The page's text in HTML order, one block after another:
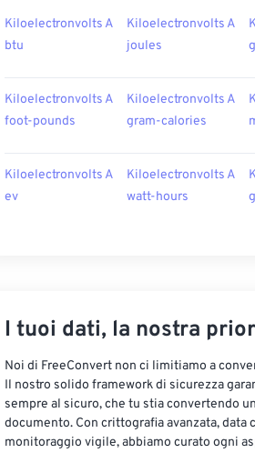
Kiloelectronvolts A
btu
Kiloelectronvolts A
joules
Kiloelectronvolts A
foot-pounds
Kiloelectronvolts A
gram-calories
Kiloelectronvolts A
ev
Kiloelectronvolts A
watt-hours
I tuoi dati, la nostra
Noi di FreeConvert non ci limitiamo a
Il nostro solido framework di sicurezza
sempre al sicuro, che tu stia convertendo
documento. Con crittografia avanzata, data
monitoraggio vigile, abbiamo curato ogni